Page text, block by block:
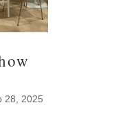
28, 2025